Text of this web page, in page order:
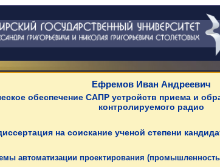
Ефремов Иван Андреевич
обеспечение САПР устройств приема и
контролируемого радио
на соискание ученой степени
автоматизации проектирования